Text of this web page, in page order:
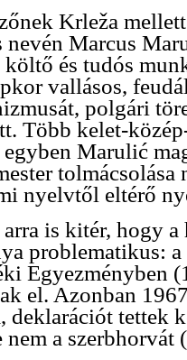
Krleža
nevén Marcus
és tudós
vallásos,
polgári
Több kelet-
Marulić
tolmácsolása
nyelvtől eltérő
is kitér, hogy a
problematikus:
Egyezményben
el. Azonban
deklarációt tettek
nem a szerbhorvát